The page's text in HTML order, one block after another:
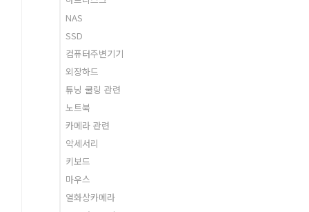
NAS
SSD
컴퓨터주변기기
외장하드
튜닝 쿨링 관련
노트북
카메라 관련
악세서리
키보드
마우스
열화상카메라